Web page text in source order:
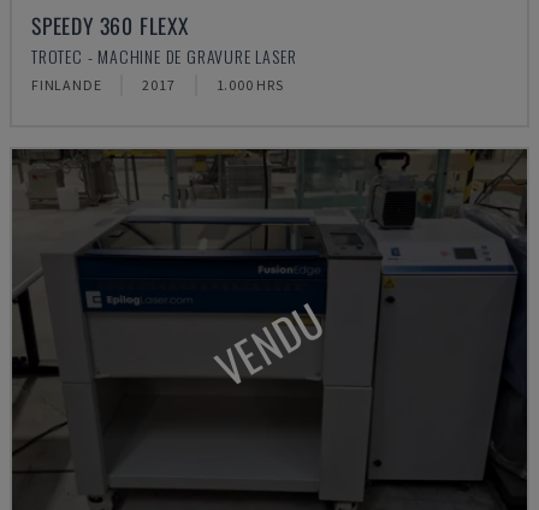
SPEEDY 360 FLEXX
TROTEC - MACHINE DE GRAVURE LASER
FINLANDE 2017 1.000 HRS
VENDU